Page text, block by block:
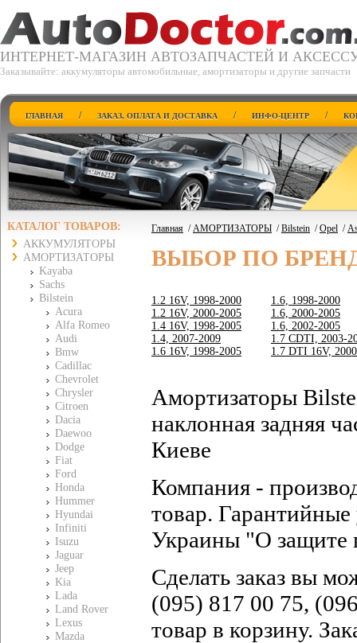
ИНТЕРНЕТ-МАГАЗИН АВТОЗАПЧАСТЕЙ И
Заказывайте: аккумуляторы автомобильные, амортизаторы и другие запчасти
ГЛАВНАЯ / ЗАКАЗ, ОПЛАТА И ДОСТАВКА / ИНФО-ЦЕНТР /
КАТАЛОГ ТОВАРОВ:
АККУМУЛЯТОРЫ
АМОРТИЗАТОРЫ
Kayaba
Sachs
Bilstein
Acura
Alfa Romeo
Audi
Bmw
Cadillac
Chevrolet
Chrysler
Citroen
Dacia
Daewoo
Dodge
Fiat
Ford
Honda
Hummer
Hyundai
Infiniti
Isuzu
Jaguar
Jeep
Kia
Lada
Land Rover
Lexus
Mazda
Главная /АМОРТИЗАТОРЫ /Bilstein /Opel /
ВЫБОР ПО
1.2 16V, 1998-2000
1.2 16V, 2000-2005
1.4 16V, 1998-2005
1.4, 2007-2009
1.6 16V, 1998-2005
1.6, 1998-2000
1.6, 2000-2005
1.6, 2002-2005
1.7 CDTI, 2003-
1.7 DTI 16V,
Амортизаторы
наклонная задняя
Киеве
Компания -
товар. Гарантийные
Украины "О защите
Сделать заказ вы
(095) 817 00 75,
товар в корзину.